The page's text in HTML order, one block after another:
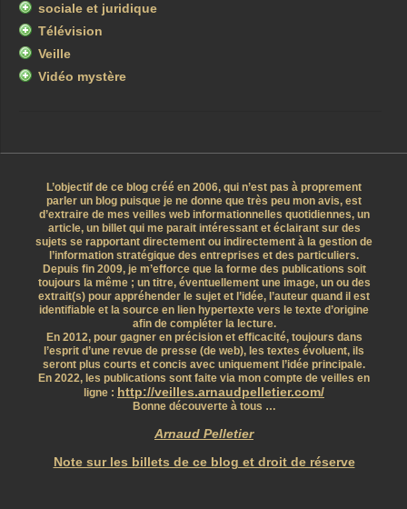
sociale et juridique
Télévision
Veille
Vidéo mystère
L’objectif de ce blog créé en 2006, qui n’est pas à proprement
parler un blog puisque je ne donne que très peu mon avis, est
d’extraire de mes veilles web informationnelles quotidiennes, un
article, un billet qui me parait intéressant et éclairant sur des
sujets se rapportant directement ou indirectement à la gestion de
l’information stratégique des entreprises et des particuliers.
Depuis fin 2009, je m’efforce que la forme des publications soit
toujours la même ; un titre, éventuellement une image, un ou des
extrait(s) pour appréhender le sujet et l’idée, l’auteur quand il est
identifiable et la source en lien hypertexte vers le texte d’origine
afin de compléter la lecture.
En 2012, pour gagner en précision et efficacité, toujours dans
l’esprit d’une revue de presse (de web), les textes évoluent, ils
seront plus courts et concis avec uniquement l’idée principale.
En 2022, les publications sont faite via mon compte de veilles en
ligne : http://veilles.arnaudpelletier.com/
Bonne découverte à tous …
Arnaud Pelletier
Note sur les billets de ce blog et droit de réserve